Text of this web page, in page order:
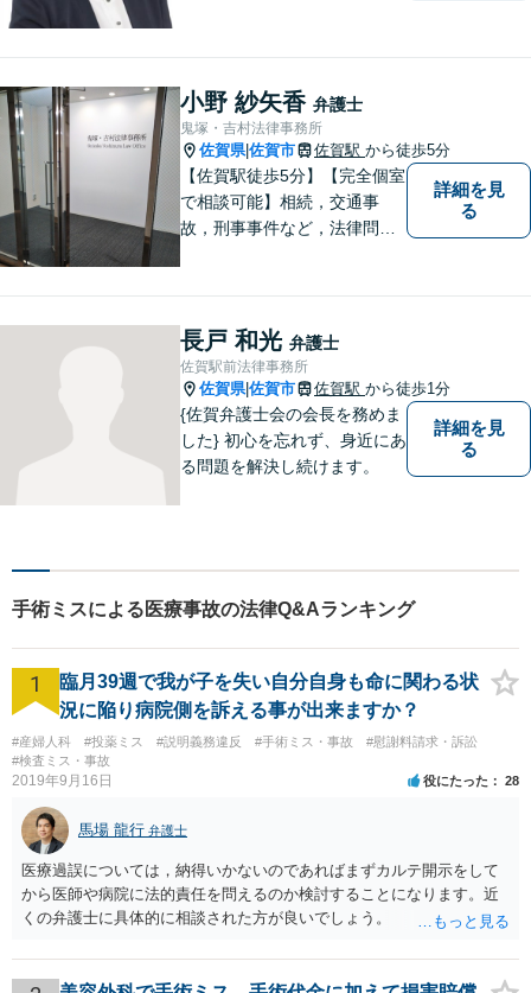
も、早めにお越しいただい
て、一緒に解決を目指しまし
ょう。
小野 紗矢香 弁護士
鬼塚・吉村法律事務所
佐賀県|佐賀市 佐賀駅 から徒歩5分
【佐賀駅徒歩5分】【完全個室
で相談可能】相続，交通事
故，刑事事件など，法律問題
お持ち帰りいただけるよう，
全力を尽くします。
詳細を見
る
長戸 和光 弁護士
佐賀駅前法律事務所
佐賀県|佐賀市 佐賀駅 から徒歩1分
{佐賀弁護士会の会長を務めま
した} 初心を忘れず、身近にあ
る問題を解決し続けます。
詳細を見
る
手術ミスによる医療事故の法律Q&Aランキング
1
臨月39週で我が子を失い自分自身も命に関わる状
況に陥り病院側を訴える事が出来ますか？
#産婦人科 #投薬ミス #説明義務違反 #手術ミス・事故
#慰謝料請求・訴訟
#検査ミス・事故
2019年9月16日 役にたった 28
馬場 龍行 弁護士
医療過誤については，納得いかないのであればまずカルテ開示をして
から医師や病院に法的責任を問えるのか検討することになります。近
くの弁護士に具体的に相談された方が良いでしょう。